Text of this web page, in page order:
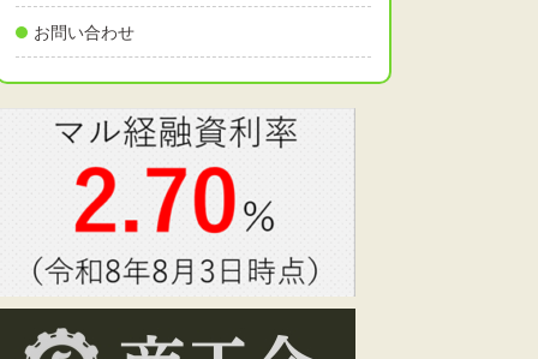
お問い合わせ